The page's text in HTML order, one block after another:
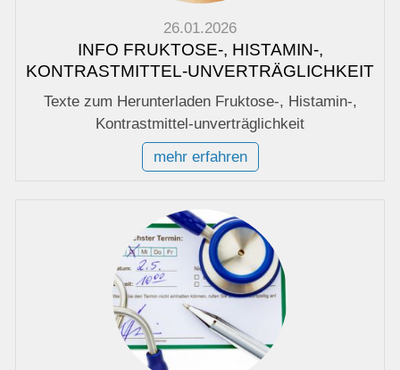
26.01.2026
INFO FRUKTOSE-, HISTAMIN-,
KONTRASTMITTEL-UNVERTRÄGLICHKEIT
Texte zum Herunterladen Fruktose-, Histamin-,
Kontrastmittel-unverträglichkeit
mehr erfahren